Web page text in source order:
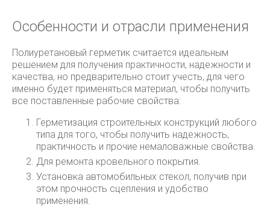
Особенности и отрасли применения
Полиуретановый герметик считается идеальным
решением для получения практичности, надежности и
качества, но предварительно стоит учесть, для чего
именно будет применяться материал, чтобы получить
все поставленные рабочие свойства:
Герметизация строительных конструкций любого
типа для того, чтобы получить надежность,
практичность и прочие немаловажные свойства.
Для ремонта кровельного покрытия.
Установка автомобильных стекол, получив при
этом прочность сцепления и удобство
применения.